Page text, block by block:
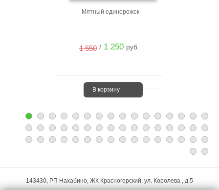
Мятный единорожек
1 550 / 1 250 руб.
В корзину
143430, РП Нахабино, ЖК Красногорский, ул. Королева , д.5